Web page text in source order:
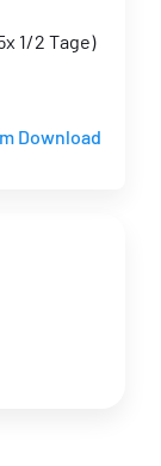
1/2 Tage)
Download